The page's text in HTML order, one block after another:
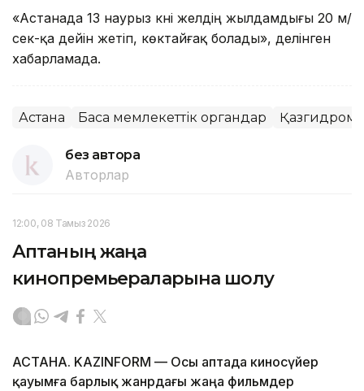
«Астанада 13 наурыз күні желдің жылдамдығы 20 м/
сек-қа дейін жетіп, көктайғақ болады», делінген
хабарламада.
Астана Басқа мемлекеттік органдар
без автора
Авторлар
12:00, 08 Тамыз 2026
Аптаның жаңа
кинопремьераларына шолу
АСТАНА. KAZINFORM — Осы аптада киносүйер
қауымға барлық жанрдағы жаңа фильмдер